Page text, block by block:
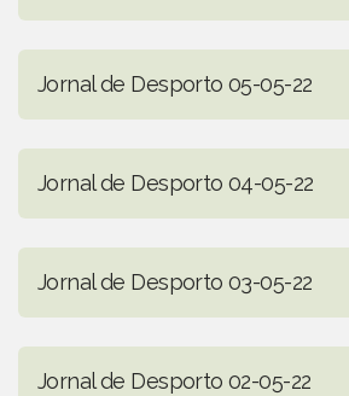
Jornal de Desporto 05-05-22
Jornal de Desporto 04-05-22
Jornal de Desporto 03-05-22
Jornal de Desporto 02-05-22